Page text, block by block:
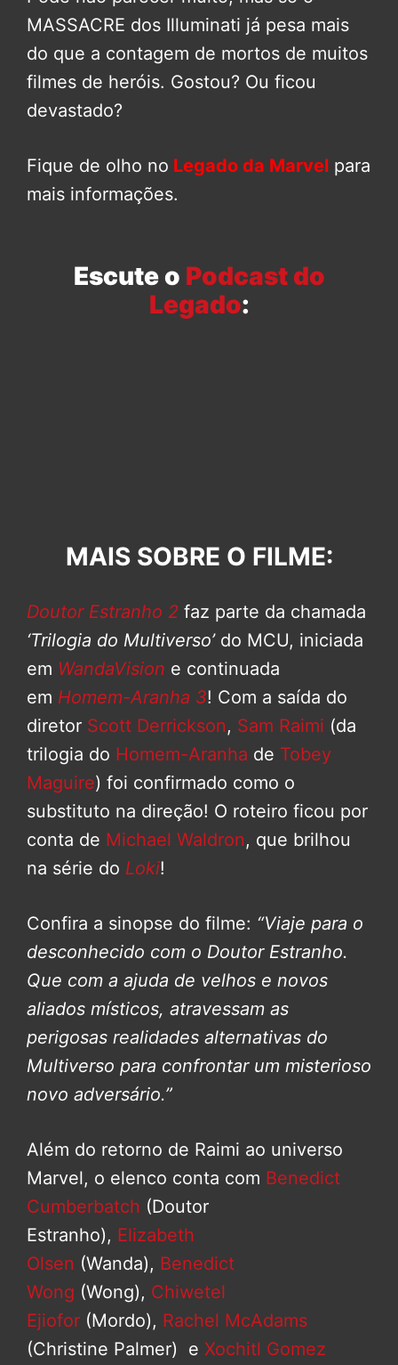
MASSACRE dos Illuminati já pesa mais
do que a contagem de mortos de muitos
filmes de heróis. Gostou? Ou ficou
devastado?
Fique de olho no Legado da Marvel para
mais informações.
Escute o Podcast do
Legado:
MAIS SOBRE O FILME:
Doutor Estranho 2 faz parte da chamada
‘Trilogia do Multiverso’do MCU, iniciada
em WandaVision e continuada
em Homem-Aranha 3! Com a saída do
diretor Scott Derrickson, Sam Raimi (da
trilogia do Homem-Aranha de Tobey
Maguire) foi confirmado como o
substituto na direção! O roteiro ficou por
conta de Michael Waldron, que brilhou
na série do Loki!
Confira a sinopse do filme: “Viaje para o
desconhecido com o Doutor Estranho.
Que com a ajuda de velhos e novos
aliados místicos, atravessam as
perigosas realidades alternativas do
Multiverso para confrontar um misterioso
novo adversário.”
Além do retorno de Raimi ao universo
Marvel, o elenco conta com Benedict
Cumberbatch (Doutor
Estranho), Elizabeth
Olsen (Wanda), Benedict
Wong (Wong), Chiwetel
Ejiofor (Mordo), Rachel McAdams
(Christine Palmer) e Xochitl Gomez